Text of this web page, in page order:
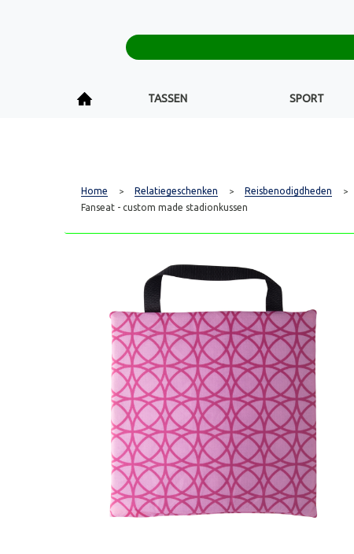
TASSEN SPORT
Home > Relatiegeschenken > Reisbenodigdheden >
Fanseat - custom made stadionkussen